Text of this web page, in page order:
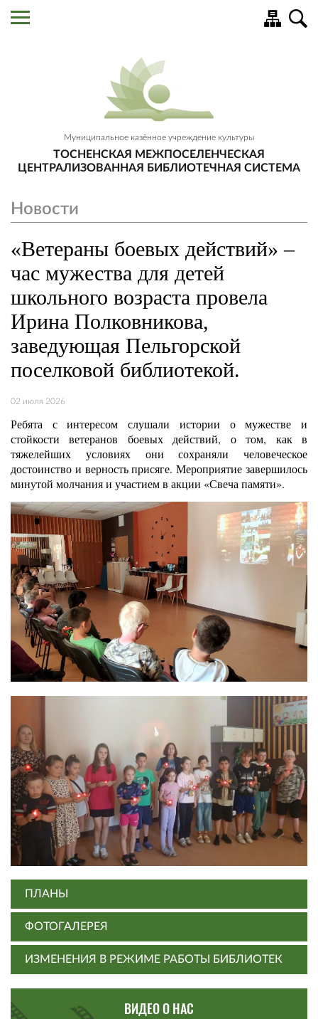
Муниципальное казённое учреждение культуры
ТОСНЕНСКАЯ МЕЖПОСЕЛЕНЧЕСКАЯ
ЦЕНТРАЛИЗОВАННАЯ БИБЛИОТЕЧНАЯ СИСТЕМА
Новости
«Ветераны боевых действий» –
час мужества для детей
школьного возраста провела
Ирина Полковникова,
заведующая Пельгорской
поселковой библиотекой.
02 июля 2026
Ребята с интересом слушали истории о мужестве и
стойкости ветеранов боевых действий, о том, как в
тяжелейших условиях они сохраняли человеческое
достоинство и верность присяге. Мероприятие завершилось
минутой молчания и участием в акции «Свеча памяти».
ПЛАНЫ
ФОТОГАЛЕРЕЯ
ИЗМЕНЕНИЯ В РЕЖИМЕ РАБОТЫ БИБЛИОТЕК
ВИДЕО О НАС